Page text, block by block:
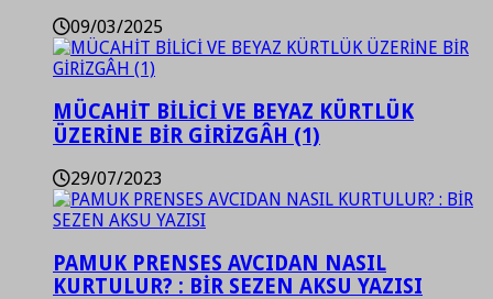
09/03/2025
MÜCAHİT BİLİCİ VE BEYAZ KÜRTLÜK
ÜZERİNE BİR GİRİZGÂH (1)
29/07/2023
PAMUK PRENSES AVCIDAN NASIL
KURTULUR? : BİR SEZEN AKSU YAZISI